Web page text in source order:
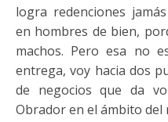
logra redenciones
en hombres de bien,
machos. Pero esa no
entrega, voy hacia dos
de negocios que da
Obrador en el ámbito del